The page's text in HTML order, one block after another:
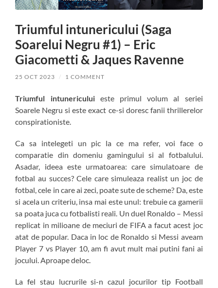
Triumful intunericului (Saga
Soarelui Negru #1) – Eric
Giacometti & Jaques Ravenne
25 OCT 2023 / 1 COMMENT
Triumful intunericuluieste primul volum al seriei
Soarele Negru si este exact ce-si doresc fanii thrillerelor
conspirationiste.
Ca sa intelegeti un pic la ce ma refer, voi face o
comparatie din domeniu gamingului si al fotbalului.
Asadar, ideea este urmatoarea: care simulatoare de
fotbal au succes? Cele care simuleaza realist un joc de
fotbal, cele in care ai zeci, poate sute de scheme? Da, este
si acela un criteriu, insa mai este unul: trebuie ca gamerii
sa poata juca cu fotbalisti reali. Un duel Ronaldo – Messi
replicat in milioane de meciuri de FIFA a facut acest joc
atat de popular. Daca in loc de Ronaldo si Messi aveam
Player 7 vs Player 10, am fi avut mult mai putini fani ai
jocului. Aproape deloc.
La fel stau lucrurile si-n cazul jocurilor tip Football